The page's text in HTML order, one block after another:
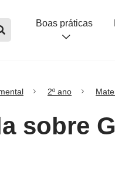
Boas práticas
2º ano
sobre